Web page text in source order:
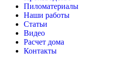
Пиломатериалы
Наши работы
Статьи
Видео
Расчет дома
Контакты